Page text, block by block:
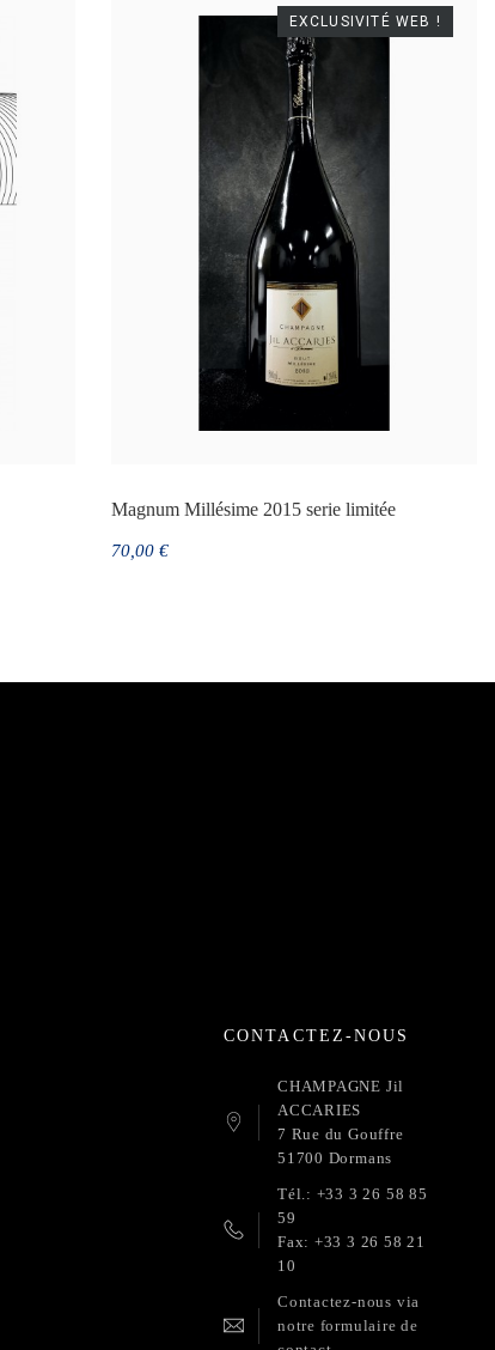
Magnum Millésime 2015 serie limitée
70,00 €
EXCLUSIVITÉ WEB !
CONTACTEZ-NOUS
CHAMPAGNE Jil
ACCARIES
7 Rue du Gouffre
51700 Dormans
Tél.: +33 3 26 58 85
59
Fax: +33 3 26 58 21
10
Contactez-nous via
notre formulaire de